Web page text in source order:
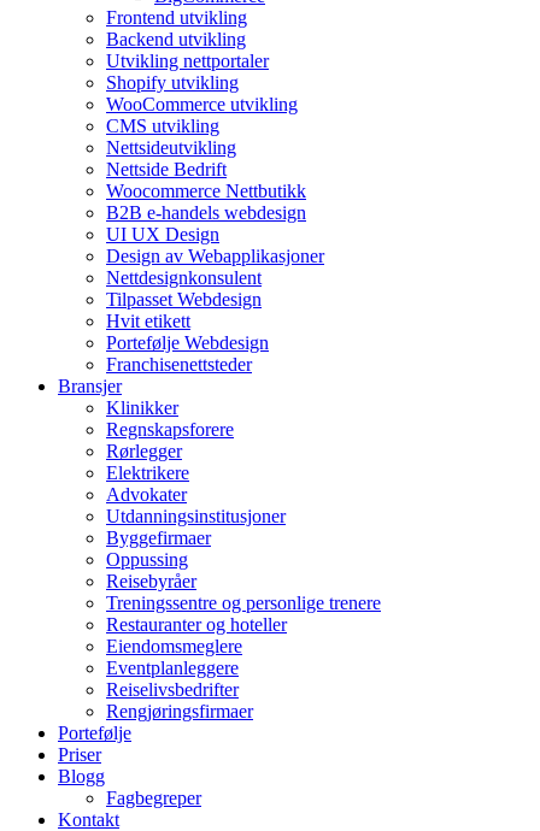
Frontend utvikling
Backend utvikling
Utvikling nettportaler
Shopify utvikling
WooCommerce utvikling
CMS utvikling
Nettsideutvikling
Nettside Bedrift
Woocommerce Nettbutikk
B2B e-handels webdesign
UI UX Design
Design av Webapplikasjoner
Nettdesignkonsulent
Tilpasset Webdesign
Hvit etikett
Portefølje Webdesign
Franchisenettsteder
Bransjer
Klinikker
Regnskapsforere
Rørlegger
Elektrikere
Advokater
Utdanningsinstitusjoner
Byggefirmaer
Oppussing
Reisebyråer
Treningssentre og personlige trenere
Restauranter og hoteller
Eiendomsmeglere
Eventplanleggere
Reiselivsbedrifter
Rengjøringsfirmaer
Portefølje
Priser
Blogg
Fagbegreper
Kontakt